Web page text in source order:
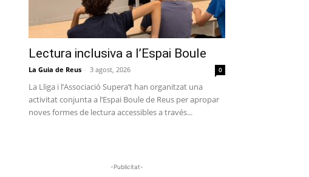
Lectura inclusiva a l’Espai Boule
La Guia de Reus - 3 agost, 2026 0
La Lliga i l’Associació Supera’t han organitzat una
activitat conjunta a l’Espai Boule de Reus per apropar
noves formes de lectura accessibles a través...
-Publicitat-